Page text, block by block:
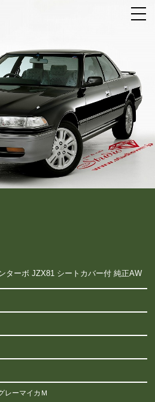
ターボ JZX81 シートカバー付 純正AW
レーマイカＭ